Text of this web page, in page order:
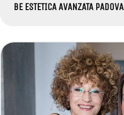
BE ESTETICA AVANZATA PADOVA